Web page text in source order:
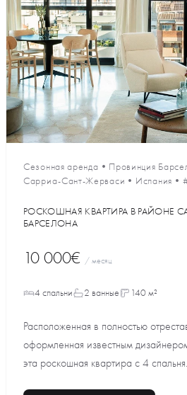
Сезонная аренда • Провинция
Сарриа-Сант-Жерваси • Испания •
РОСКОШНАЯ КВАРТИРА В РАЙОНЕ
БАРСЕЛОНА
10 000€ / месяц
4 спальни 2 ванные 140 м²
Расположенная в полностью
оформленная известным
эта роскошная квартира с 4 спальня...